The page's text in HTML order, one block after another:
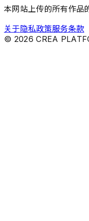
本网站上传的所有作品
关于隐私政策服务条款
© 2026 CREA